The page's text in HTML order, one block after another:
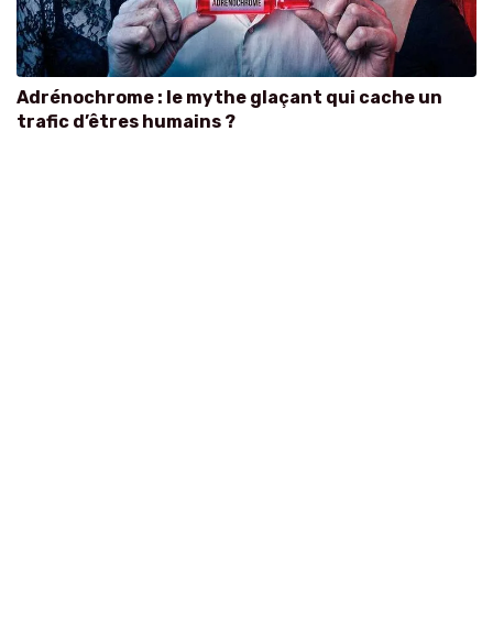
Adrénochrome : le mythe glaçant qui cache un
trafic d’êtres humains ?